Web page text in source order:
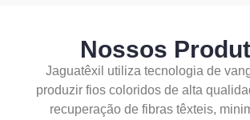
Nossos
Jaguatêxil utiliza tecnologia de
produzir fios coloridos de alta
recuperação de fibras têxteis,